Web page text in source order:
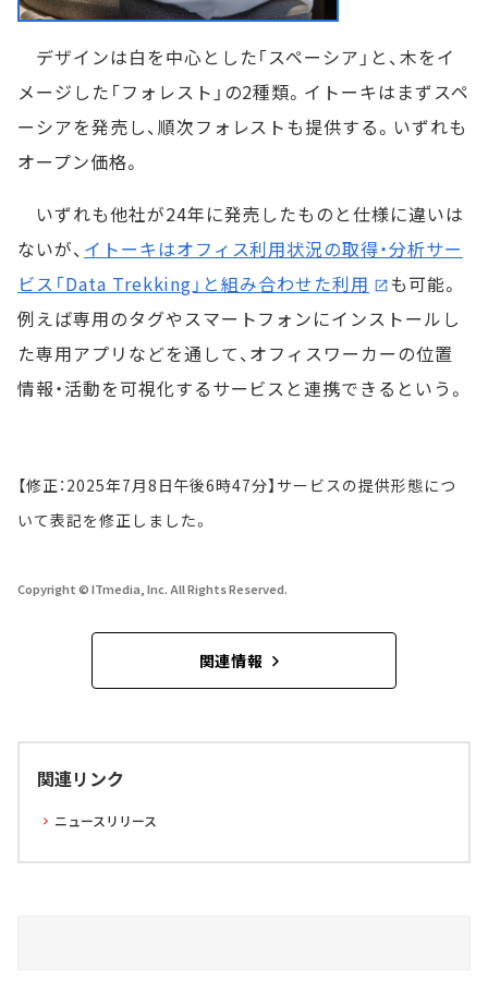
デザインは白を中心とした「スペーシア」と、木をイ
メージした「フォレスト」の2種類。イトーキはまずスペ
ーシアを発売し、順次フォレストも提供する。いずれも
オープン価格。
いずれも他社が24年に発売したものと仕様に違いは
ないが、 イトーキはオフィス利用状況の取得・分析サー
ビス「Data Trekking」と組み合わせた利用
も可能。
例えば専用のタグやスマートフォンにインストールし
た専用アプリなどを通して、オフィスワーカーの位置
情報・活動を可視化するサービスと連携できるという。
【修正：2025年7月8日午後6時47分】サービスの提供形態につ
いて表記を修正しました。
Copyright © ITmedia, Inc. All Rights Reserved.
関連情報
関連リンク
ニュースリリース